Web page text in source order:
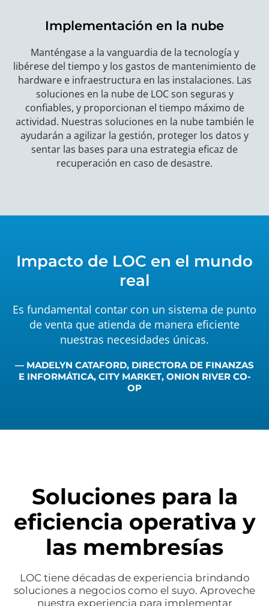
Implementación en la nube
Manténgase a la vanguardia de la tecnología y
libérese del tiempo y los gastos de mantenimiento de
hardware e infraestructura en las instalaciones. Las
soluciones en la nube de LOC son seguras y
confiables, y proporcionan el tiempo máximo de
actividad. Nuestras soluciones en la nube también le
ayudarán a agilizar la gestión, proteger los datos y
sentar las bases para una estrategia eficaz de
recuperación en caso de desastre.
Impacto de LOC en el mundo
real
Es fundamental contar con un sistema de punto
de venta que atienda de manera eficiente
nuestras necesidades únicas.
— MADELYN CATAFORD, DIRECTORA DE FINANZAS
E INFORMÁTICA, CITY MARKET, ONION RIVER CO-
OP
Soluciones para la
eficiencia operativa y
las membresías
LOC tiene décadas de experiencia brindando
soluciones a negocios como el suyo. Aproveche
nuestra experiencia para implementar